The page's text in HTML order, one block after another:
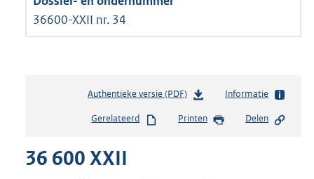
36600-XXII nr. 34
Authentieke versie (PDF)b
s
Informatie
Gerelateerd Printen Delen
36 600 XXII